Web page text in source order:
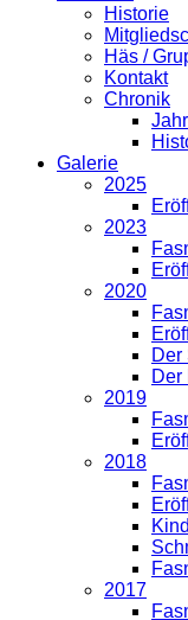
Historie
Häs /
Kontakt
Chronik
Galerie
2025
2023
2020
Der
Der
2019
2018
2017